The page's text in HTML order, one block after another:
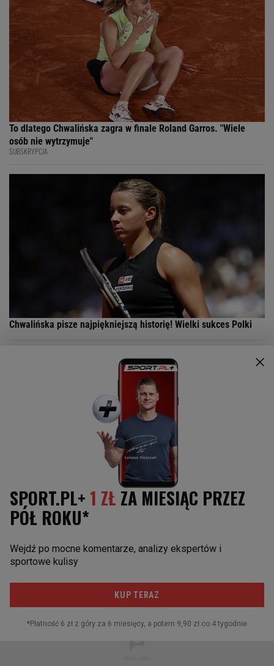
To dlatego Chwalińska zagra w finale Roland Garros. "Wiele
osób nie wytrzymuje"
SUBSKRYPCJA
Chwalińska pisze najpiękniejszą historię! Wielki sukces Polki
Wczytywanie kolejnego artykułu...